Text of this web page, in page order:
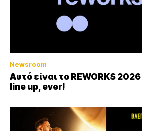
Newsroom
Αυτό είναι το REWORKS
line up, ever!